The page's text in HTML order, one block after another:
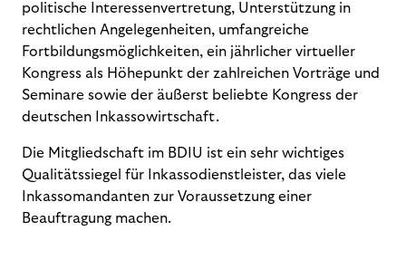
politische Interessenvertretung, Unterstützung in
rechtlichen Angelegenheiten, umfangreiche
Fortbildungsmöglichkeiten, ein jährlicher virtueller
Kongress als Höhepunkt der zahlreichen Vorträge und
Seminare sowie der äußerst beliebte Kongress der
deutschen Inkassowirtschaft.
Die Mitgliedschaft im BDIU ist ein sehr wichtiges
Qualitätssiegel für Inkassodienstleister, das viele
Inkassomandanten zur Voraussetzung einer
Beauftragung machen.